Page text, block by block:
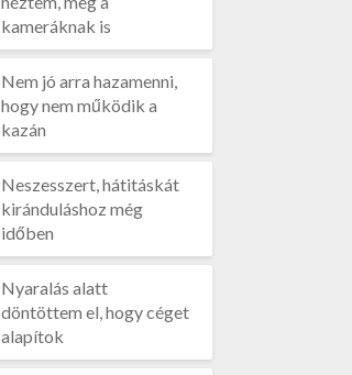
kameráknak is
Nem jó arra hazamenni,
hogy nem működik a
kazán
Neszesszert, hátitáskát
kiránduláshoz még
időben
Nyaralás alatt
döntöttem el, hogy céget
alapítok